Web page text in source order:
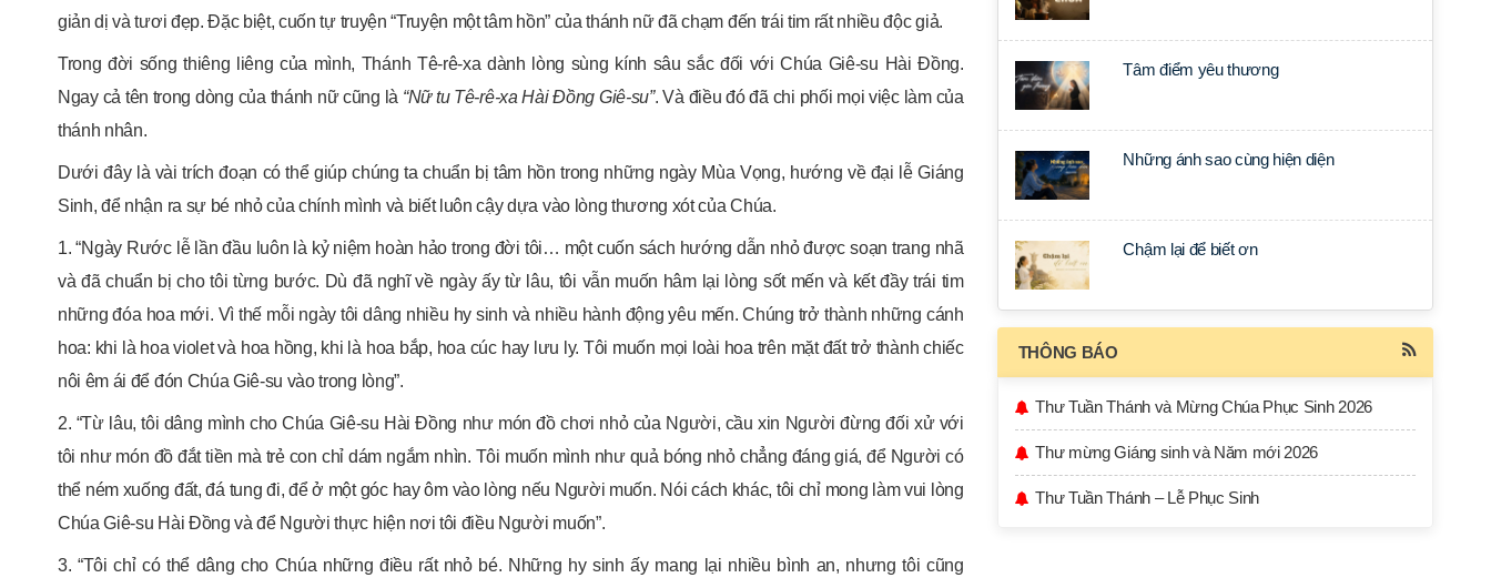
giản dị và tươi đẹp. Đặc biệt, cuốn tự truyện “Truyện một tâm hồn” của thánh nữ đã chạm đến trái tim rất nhiều độc giả.
Trong đời sống thiêng liêng của mình, Thánh Tê-rê-xa dành lòng sùng kính sâu sắc đối với Chúa Giê-su Hài Đồng.
Ngay cả tên trong dòng của thánh nữ cũng là “Nữ tu Tê-rê-xa Hài Đồng Giê-su”. Và điều đó đã chi phối mọi việc làm của
thánh nhân.
Dưới đây là vài trích đoạn có thể giúp chúng ta chuẩn bị tâm hồn trong những ngày Mùa Vọng, hướng về đại lễ Giáng
Sinh, để nhận ra sự bé nhỏ của chính mình và biết luôn cậy dựa vào lòng thương xót của Chúa.
1. “Ngày Rước lễ lần đầu luôn là kỷ niệm hoàn hảo trong đời tôi… một cuốn sách hướng dẫn nhỏ được soạn trang nhã
và đã chuẩn bị cho tôi từng bước. Dù đã nghĩ về ngày ấy từ lâu, tôi vẫn muốn hâm lại lòng sốt mến và kết đầy trái tim
những đóa hoa mới. Vì thế mỗi ngày tôi dâng nhiều hy sinh và nhiều hành động yêu mến. Chúng trở thành những cánh
hoa: khi là hoa violet và hoa hồng, khi là hoa bắp, hoa cúc hay lưu ly. Tôi muốn mọi loài hoa trên mặt đất trở thành chiếc
nôi êm ái để đón Chúa Giê-su vào trong lòng”.
2. “Từ lâu, tôi dâng mình cho Chúa Giê-su Hài Đồng như món đồ chơi nhỏ của Người, cầu xin Người đừng đối xử với
tôi như món đồ đắt tiền mà trẻ con chỉ dám ngắm nhìn. Tôi muốn mình như quả bóng nhỏ chẳng đáng giá, để Người có
thể ném xuống đất, đá tung đi, để ở một góc hay ôm vào lòng nếu Người muốn. Nói cách khác, tôi chỉ mong làm vui lòng
Chúa Giê-su Hài Đồng và để Người thực hiện nơi tôi điều Người muốn”.
3. “Tôi chỉ có thể dâng cho Chúa những điều rất nhỏ bé. Những hy sinh ấy mang lại nhiều bình an, nhưng tôi cũng
Tâm điểm yêu thương
Những ánh sao cùng hiện diện
Chậm lại để biết ơn
THÔNG BÁO
Thư Tuần Thánh và Mừng Chúa Phục Sinh 2026
Thư mừng Giáng sinh và Năm mới 2026
Thư Tuần Thánh – Lễ Phục Sinh